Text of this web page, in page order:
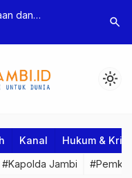
dan
Tersangka
Polres
Dua
search
light_mode
Kanal Hukum &
#Kapolda Jambi